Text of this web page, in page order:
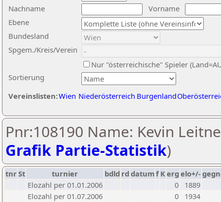
Nachname
Vorname
Ebene
Sortierung
Bundesland
Spgem./Kreis/Verein
Nur "österreichische" Spieler
Vereinslisten:Wien Niederösterreich Burgenland
Pnr:108190 Name: Kevin
Grafik Partie-Statistik)
tnrSt turnier bdld rd datumf Kerg elo+/-
Elozahl per 01.01.2006
0
1889
Elozahl per 01.07.2006
0
1934